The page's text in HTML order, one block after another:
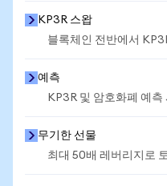
KP3R 스왑
블록체인 전반에서
예측
KP3R 및 암호화폐 예
무기한 선물
최대 50배 레버리지로